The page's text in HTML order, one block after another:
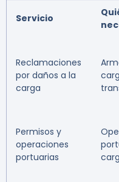
Servicio
Reclamaciones
por daños a la
carga
Permisos y
operaciones
portuarias